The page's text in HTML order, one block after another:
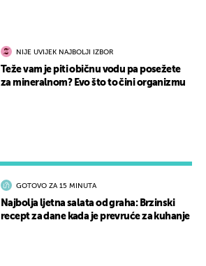
GOTOVO ZA 15 MINUTA
Najbolja ljetna salata od graha: Brzinski
recept za dane kada je prevruće za kuhanje
NIJE UVIJEK NAJBOLJI IZBOR
Teže vam je piti običnu vodu pa posežete
za mineralnom? Evo što to čini organizmu